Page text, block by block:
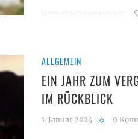
ALLGEMEIN
EIN JAHR ZUM
IM RÜCKBLICK
1. Januar 2024 0